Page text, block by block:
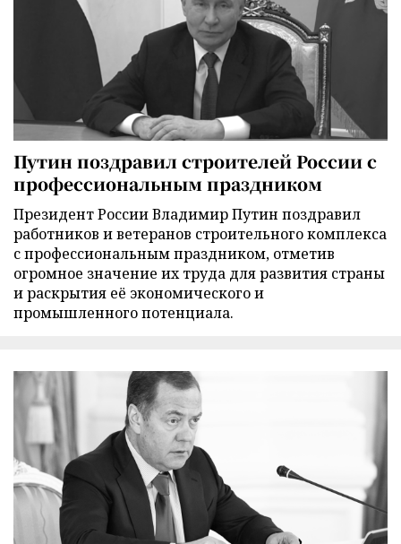
Путин поздравил строителей России с
профессиональным праздником
Президент России Владимир Путин поздравил
работников и ветеранов строительного комплекса
с профессиональным праздником, отметив
огромное значение их труда для развития страны
и раскрытия её экономического и
промышленного потенциала.